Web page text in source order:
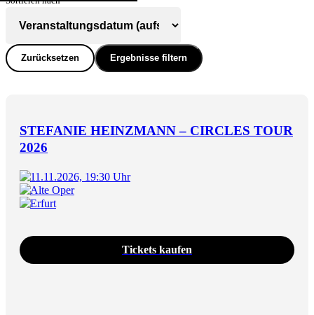
Zurücksetzen Ergebnisse filtern
STEFANIE HEINZMANN – CIRCLES TOUR
2026
11.11.2026, 19:30 Uhr
Alte Oper
Erfurt
Tickets kaufen